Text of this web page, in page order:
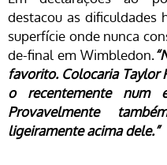
destacou as dificuldades
superfície onde nunca
de-final em Wimbledon.
favorito. Colocaria Taylor
o recentemente num
Provavelmente
ligeiramente acima dele.”